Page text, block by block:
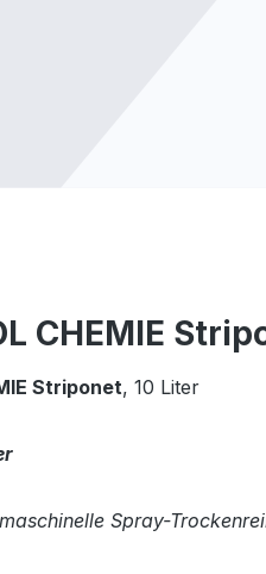
CHEMIE
Striponet, 10 Liter
Spray-